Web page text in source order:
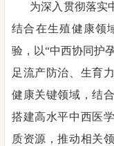
为深入贯彻落实
结合在生殖健康领
验，以“中西协同护
足流产防治、生育
健康关键领域，结
搭建高水平中西医
质资源，推动相关